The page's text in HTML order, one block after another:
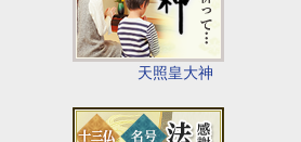
天照皇大神